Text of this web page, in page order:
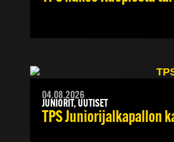
04.08.2026
JUNIORIT, UUTISET
TPS Juniorijalkapallon